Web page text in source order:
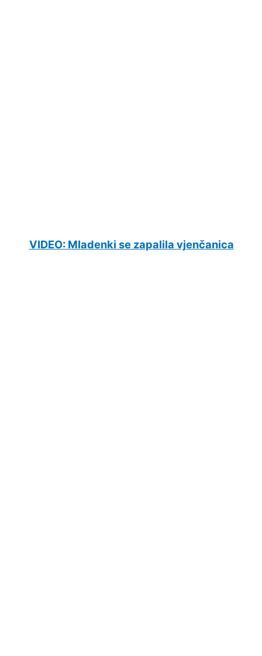
VIDEO: Mladenki se zapalila vjenčanica